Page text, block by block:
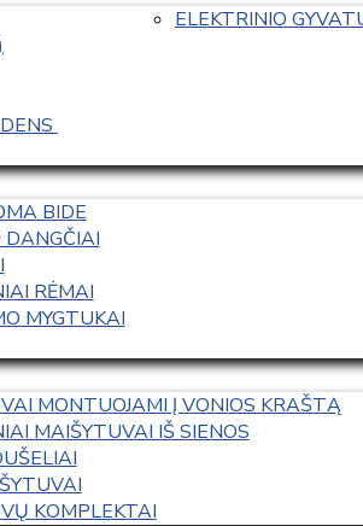
ELEKTRINIO
BIDE
DANGČIAI
RĖMAI
MYGTUKAI
MONTUOJAMI Į VONIOS KRAŠTĄ
MAIŠYTUVAI IŠ SIENOS
KOMPLEKTAI